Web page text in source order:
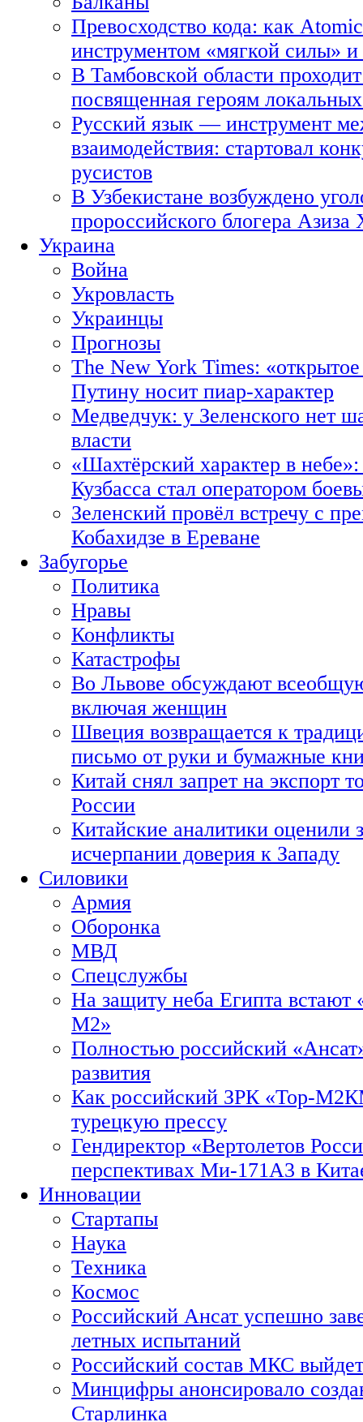
Превосходство кода: как
инструментом «мягкой силы» и
В Тамбовской области
посвященная героям
Русский язык — инструмент
взаимодействия: стартовал
русистов
В Узбекистане возбуждено
пророссийского блогера Азиза
Украина
Война
Укровласть
Украинцы
Прогнозы
The New York Times:
Путину носит пиар-характер
Медведчук: у Зеленского нет
власти
«Шахтёрский характер в
Кузбасса стал оператором
Зеленский провёл встречу с
Кобахидзе в Ереване
Забугорье
Политика
Нравы
Конфликты
Катастрофы
Во Львове обсуждают
включая женщин
Швеция возвращается к
письмо от руки и бумажные
Китай снял запрет на экспорт
России
Китайские аналитики оценили
исчерпании доверия к Западу
Силовики
Армия
Оборонка
МВД
Спецслужбы
На защиту неба Египта встают
М2»
Полностью российский
развития
Как российский ЗРК «Тор-
турецкую прессу
Гендиректор «Вертолетов
перспективах Ми-171А3 в
Инновации
Стартапы
Наука
Техника
Космос
Российский Ансат успешно
летных испытаний
Российский состав МКС
Минцифры анонсировало
Старлинка